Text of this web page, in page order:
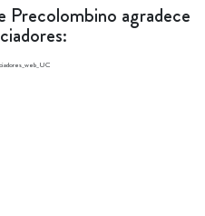
agradece